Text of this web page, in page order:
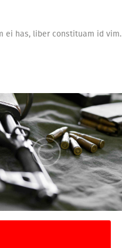
ei has, liber constituam id vim.